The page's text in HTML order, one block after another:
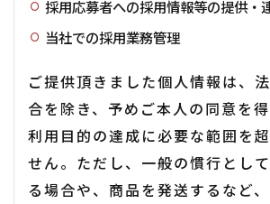
採用応募者への採用情報等の提供・
当社での採用業務管理
ご提供頂きました個人情報は、
合を除き、予めご本人の同意を得
利用目的の達成に必要な範囲を
せん。ただし、一般の慣行とし
る場合や、商品を発送するなど